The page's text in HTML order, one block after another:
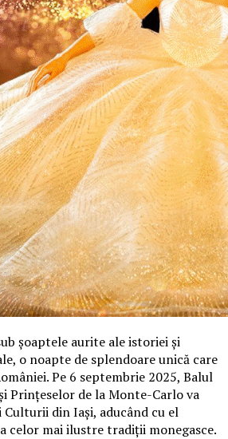
șoaptele aurite ale istoriei și
o noapte de splendoare unică care
Pe 6 septembrie 2025, Balul
Prințeselor de la Monte-Carlo va
din Iași, aducând cu el
celor mai ilustre tradiții monegasce.